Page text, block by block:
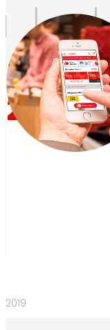
2016
2019